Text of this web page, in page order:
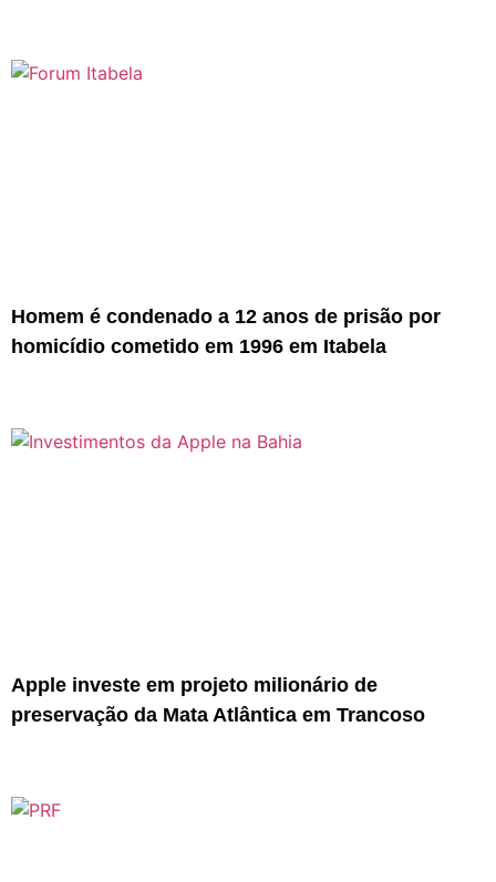
Homem é condenado a 12 anos de prisão por
homicídio cometido em 1996 em Itabela
Apple investe em projeto milionário de
preservação da Mata Atlântica em Trancoso